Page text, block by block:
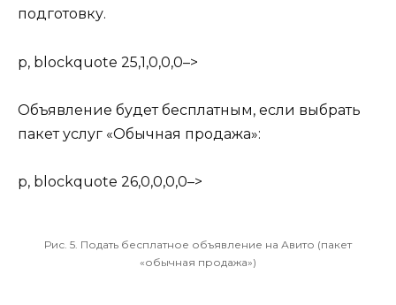
подготовку.
p, blockquote 25,1,0,0,0–>
Объявление будет бесплатным, если выбрать
пакет услуг «Обычная продажа»:
p, blockquote 26,0,0,0,0–>
Рис. 5. Подать бесплатное объявление на Авито (пакет
«обычная продажа»)